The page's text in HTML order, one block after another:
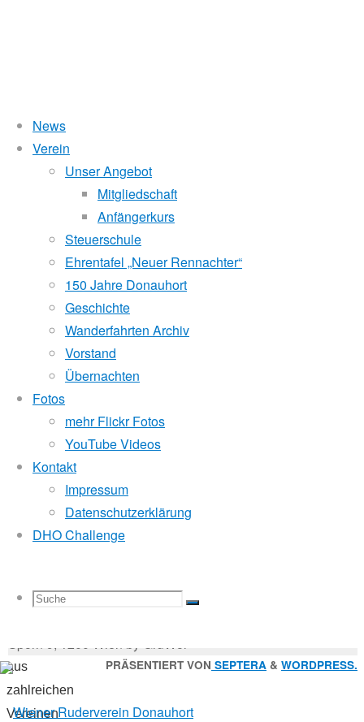
News
Verein
Unser Angebot
Mitgliedschaft
Anfängerkurs
Steuerschule
Ehrentafel „Neuer Rennachter“
150 Jahre Donauhort
Geschichte
Wanderfahrten Archiv
Vorstand
Übernachten
Fotos
mehr Flickr Fotos
YouTube Videos
Kontakt
Impressum
Datenschutzerklärung
DHO Challenge
Suche
Suchen
nach:
Suche
Sternfahrt
WRV
Donauhort
September
2017
Oktober
2017
214
aus
zahlreichen
Vereinen
Wasserstand Donau
Liegt der Wasserstand in Korneuburg (KORN)
beim Donauhort nicht gerudert.
Pegelstände (DoRIS)
Seichtstellen
Schleusenstatus
Windfinder Kuchelauer Hafen
Mitglied der
Godfrey Donauhort Club Kit
Sternfahrten Archiv
Ruderlinks-
Impressum-
nach:
Sporn 9, 1200 Wien by GruWol
PRÄSENTIERT VON SEPTERA & WORDPRESS.
Zurück
nach
oben